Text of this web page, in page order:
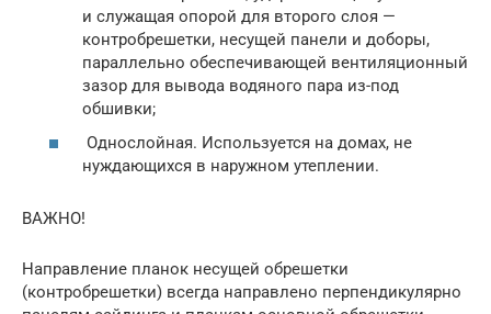
и служащая опорой для второго слоя —
контробрешетки, несущей панели и доборы,
параллельно обеспечивающей вентиляционный
зазор для вывода водяного пара из-под
обшивки;
Однослойная. Используется на домах, не
нуждающихся в наружном утеплении.
ВАЖНО!
Направление планок несущей обрешетки
(контробрешетки) всегда направлено перпендикулярно